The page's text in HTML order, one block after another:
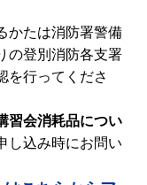
かたは消防署警備
の登別消防各支署
を行ってくださ
習会消耗品につい
し込み時にお問い